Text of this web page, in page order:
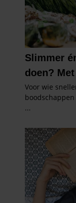
verzameld op
gaat akkoord
gebruiken.